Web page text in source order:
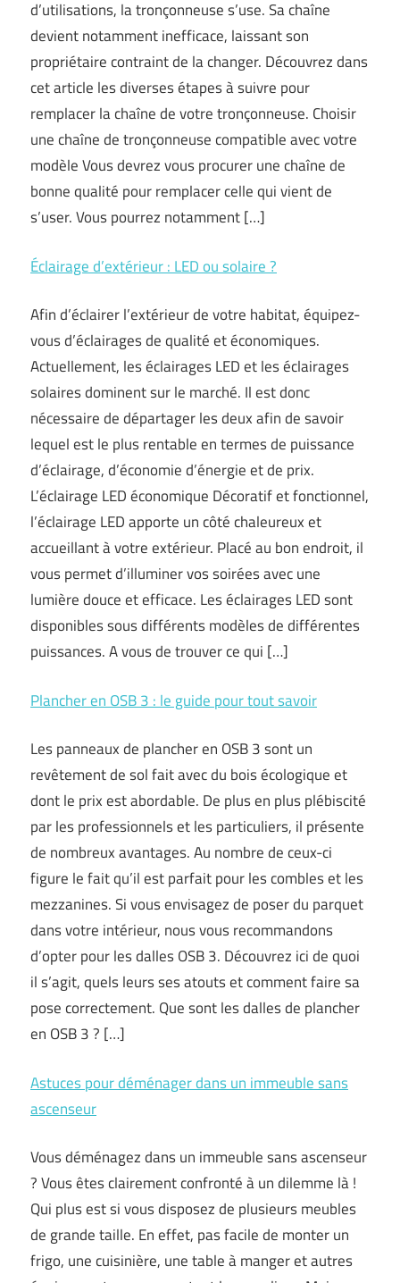
d’utilisations, la tronçonneuse s’use. Sa chaîne
devient notamment inefficace, laissant son
propriétaire contraint de la changer. Découvrez dans
cet article les diverses étapes à suivre pour
remplacer la chaîne de votre tronçonneuse. Choisir
une chaîne de tronçonneuse compatible avec votre
modèle Vous devrez vous procurer une chaîne de
bonne qualité pour remplacer celle qui vient de
s’user. Vous pourrez notamment […]
Éclairage d’extérieur : LED ou solaire ?
Afin d’éclairer l’extérieur de votre habitat, équipez-
vous d’éclairages de qualité et économiques.
Actuellement, les éclairages LED et les éclairages
solaires dominent sur le marché. Il est donc
nécessaire de départager les deux afin de savoir
lequel est le plus rentable en termes de puissance
d’éclairage, d’économie d’énergie et de prix.
L’éclairage LED économique Décoratif et fonctionnel,
l’éclairage LED apporte un côté chaleureux et
accueillant à votre extérieur. Placé au bon endroit, il
vous permet d’illuminer vos soirées avec une
lumière douce et efficace. Les éclairages LED sont
disponibles sous différents modèles de différentes
puissances. A vous de trouver ce qui […]
Plancher en OSB 3 : le guide pour tout savoir
Les panneaux de plancher en OSB 3 sont un
revêtement de sol fait avec du bois écologique et
dont le prix est abordable. De plus en plus plébiscité
par les professionnels et les particuliers, il présente
de nombreux avantages. Au nombre de ceux-ci
figure le fait qu’il est parfait pour les combles et les
mezzanines. Si vous envisagez de poser du parquet
dans votre intérieur, nous vous recommandons
d’opter pour les dalles OSB 3. Découvrez ici de quoi
il s’agit, quels leurs ses atouts et comment faire sa
pose correctement. Que sont les dalles de plancher
en OSB 3 ? […]
Astuces pour déménager dans un immeuble sans
ascenseur
Vous déménagez dans un immeuble sans ascenseur
? Vous êtes clairement confronté à un dilemme là !
Qui plus est si vous disposez de plusieurs meubles
de grande taille. En effet, pas facile de monter un
frigo, une cuisinière, une table à manger et autres